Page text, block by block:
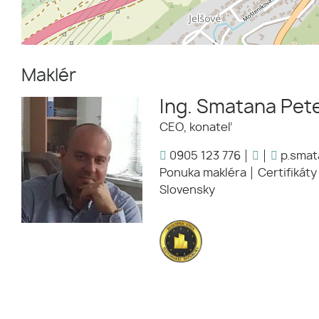
Maklér
Ing. Smatana
CEO, konateľ
0905 123 776
Ponuka makléra
Certifikáty
Slovensky